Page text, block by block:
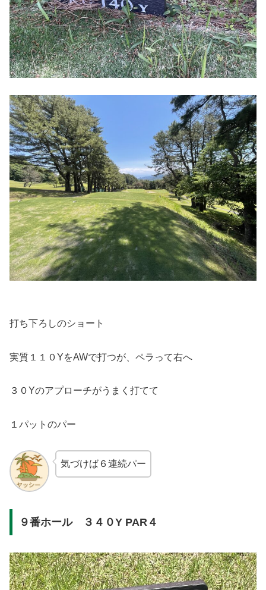
打ち下ろしのショート
実質１１０YをAWで打つが、ペラって右へ
３０Yのアプローチがうまく打てて
１パットのパー
気づけば６連続パー
９番ホール ３４０Y PAR４